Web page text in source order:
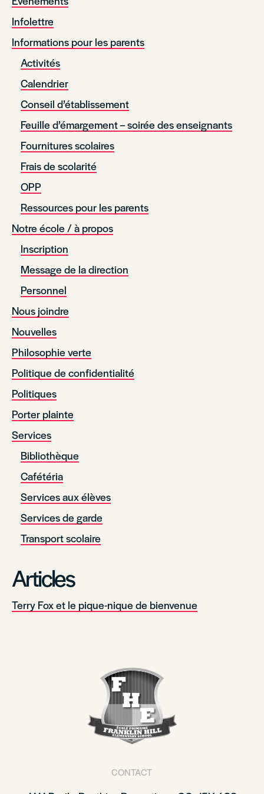
Infolettre
Informations pour les parents
Activités
Calendrier
Conseil d’établissement
Feuille d’émargement – soirée des enseignants
Fournitures scolaires
Frais de scolarité
OPP
Ressources pour les parents
Notre école / à propos
Inscription
Message de la direction
Personnel
Nous joindre
Nouvelles
Philosophie verte
Politique de confidentialité
Politiques
Porter plainte
Services
Bibliothèque
Cafétéria
Services aux élèves
Services de garde
Transport scolaire
Articles
Terry Fox et le pique-nique de bienvenue
CONTACT